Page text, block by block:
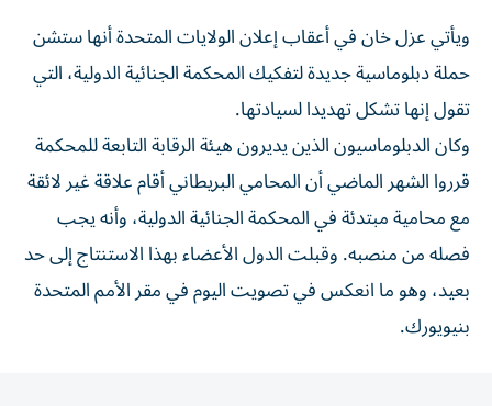
ويأتي عزل ⁠خان في أعقاب إعلان الولايات المتحدة أنها ستشن
حملة دبلوماسية جديدة لتفكيك المحكمة ​الجنائية ‌الدولية، التي
تقول إنها تشكل تهديدا لسيادتها.
وكان ‌الدبلوماسيون الذين يديرون هيئة الرقابة التابعة للمحكمة
قرروا الشهر الماضي أن المحامي البريطاني ‌أقام علاقة ‌غير لائقة
مع ⁠محامية مبتدئة في المحكمة ‌الجنائية الدولية، وأنه يجب
فصله من منصبه. وقبلت الدول الأعضاء بهذا ⁠الاستنتاج إلى حد
​بعيد، وهو ما انعكس في تصويت اليوم في مقر الأمم المتحدة
⁠بنيويورك.